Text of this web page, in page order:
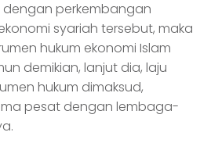
perkembangan
syariah tersebut, maka
hukum ekonomi Islam
demikian, lanjut dia, laju
hukum dimaksud,
pesat dengan lembaga-